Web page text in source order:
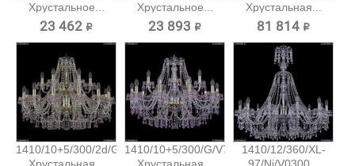
Хрустальное...
23 462 ₽
Хрустальное...
23 893 ₽
Хрустальная...
81 814 ₽
1410/10+5/300/2d/G/V70101410/10+5/300/G/V70101410/12/360/XL-